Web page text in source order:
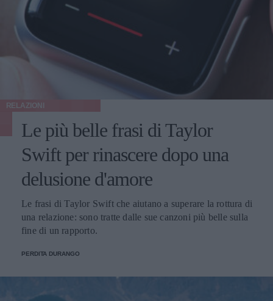
RELAZIONI
Le più belle frasi di Taylor
Swift per rinascere dopo una
delusione d'amore
Le frasi di Taylor Swift che aiutano a superare la rottura di
una relazione: sono tratte dalle sue canzoni più belle sulla
fine di un rapporto.
PERDITA DURANGO